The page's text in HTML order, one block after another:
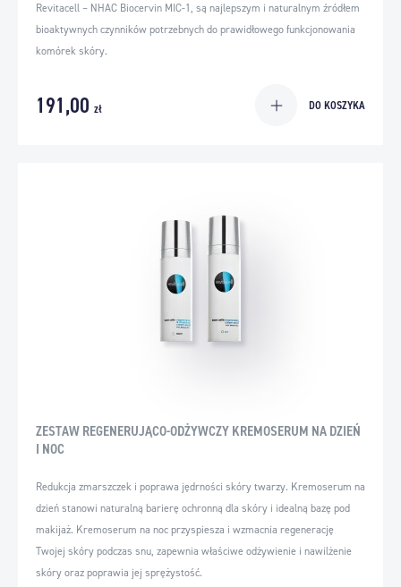
Revitacell – NHAC Biocervin MIC-1, są najlepszym i naturalnym źródłem
bioaktywnych czynników potrzebnych do prawidłowego funkcjonowania
komórek skóry.
191,00 zł DO KOSZYKA
ZESTAW REGENERUJĄCO-ODŻYWCZY KREMOSERUM NA DZIEŃ
I NOC
Redukcja zmarszczek i poprawa jędrności skóry twarzy. Kremoserum na
dzień stanowi naturalną barierę ochronną dla skóry i idealną bazę pod
makijaż. Kremoserum na noc przyspiesza i wzmacnia regenerację
Twojej skóry podczas snu, zapewnia właściwe odżywienie i nawilżenie
skóry oraz poprawia jej sprężystość.